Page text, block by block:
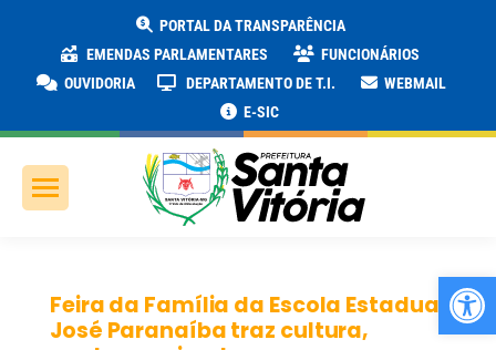
PORTAL DA TRANSPARÊNCIA
EMENDAS PARLAMENTARES
FUNCIONÁRIOS
OUVIDORIA
DEPARTAMENTO DE T.I.
WEBMAIL
E-SIC
Feira da Família da Escola Estadual
José Paranaíba traz cultura,